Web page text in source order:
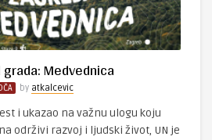
Medvednica
by atkalcevic
i ukazao na važnu ulogu koju
održivi razvoj i ljudski život, UN je